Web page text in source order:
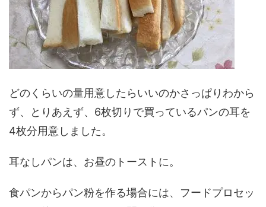
どのくらいの量用意したらいいのかさっぱりわから
ず、とりあえず、6枚切りで買っているパンの耳を
4枚分用意しました。
耳なしパンは、お昼のトーストに。
食パンからパン粉を作る場合には、フードプロセッ